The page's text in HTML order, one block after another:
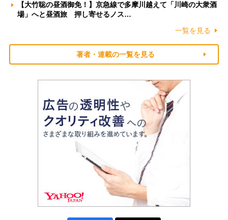
【大竹聡の昼酒御免！】京急線で多摩川越えて「川崎の大衆酒
場」へと昼酒旅 押し寄せるノス…
一覧を見る
著者・連載の一覧を見る